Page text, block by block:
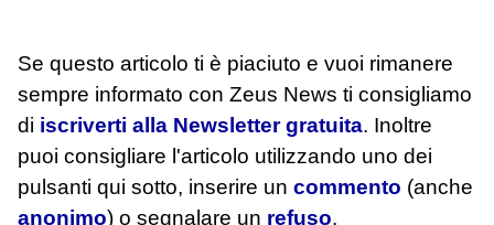
Se questo articolo ti è piaciuto e vuoi rimanere
sempre informato con Zeus News ti consigliamo
di iscriverti alla Newsletter gratuita. Inoltre
puoi consigliare l'articolo utilizzando uno dei
pulsanti qui sotto, inserire un commento (anche
anonimo) o segnalare un refuso.